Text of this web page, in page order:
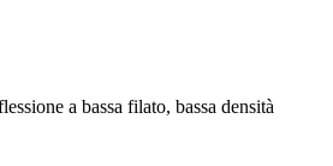
a bassa filato, bassa densità